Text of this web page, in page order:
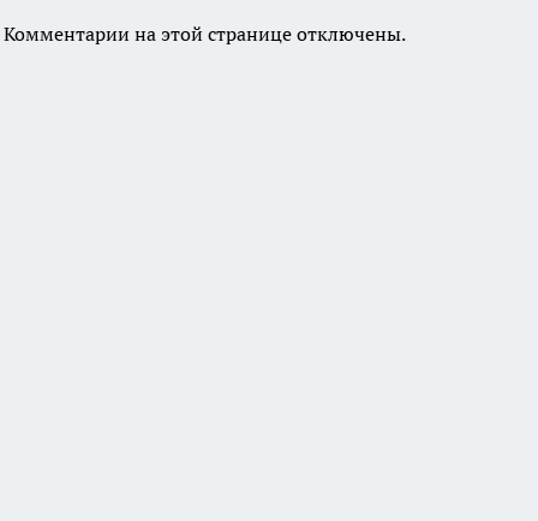
Комментарии на этой странице отключены.